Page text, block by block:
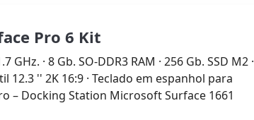
Pro 6 Kit
GHz. · 8 Gb. SO-DDR3 RAM · 256 Gb. SSD M2 ·
12.3 '' 2K 16:9 · Teclado em espanhol para
– Docking Station Microsoft Surface 1661